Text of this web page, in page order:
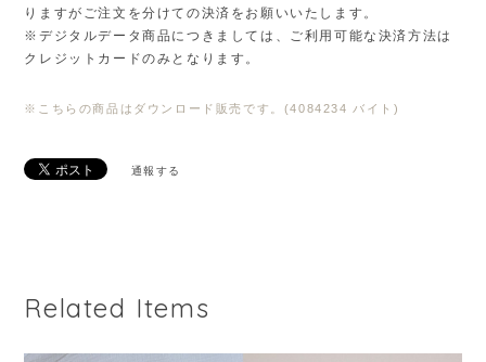
りますがご注文を分けての決済をお願いいたします。
※デジタルデータ商品につきましては、ご利用可能な決済方法は
クレジットカードのみとなります。
※こちらの商品はダウンロード販売です。(4084234 バイト)
通報する
Related Items